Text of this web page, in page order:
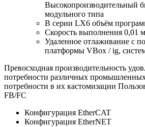
Высокопроизводительный
модульного типа
В серии LX6 объём
Скорость выполнения 0,01
Удаленное отлаживание с
платформы VBox / ig,
Превосходная производительность
потребности различных
потребности в их кастомизации
FB/FC
Конфигурация EtherCAT
Конфигурация EtherNET